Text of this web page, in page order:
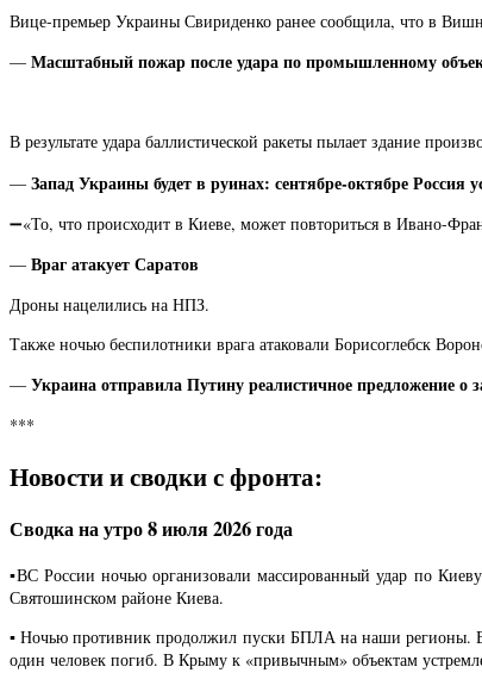
Вице-премьер Украины Свириденко ранее сообщила, что в
— Масштабный пожар после удара по промышленному
В результате удара баллистической ракеты пылает здание
— Запад Украины будет в руинах: сентябре-октябре
➖«То, что происходит в Киеве, может повториться в Ивано-
— Враг атакует Саратов
Дроны нацелились на НПЗ.
Также ночью беспилотники врага атаковали Борисоглебск
— Украина отправила Путину реалистичное
***
Новости и сводки с фронта:
Сводка на утро 8 июля 2026 года
▪️ВС России ночью организовали массированный удар по
Святошинском районе Киева.
▪️ Ночью противник продолжил пуски БПЛА на наши регионы. В
один человек погиб. В Крыму к «привычным» объектам